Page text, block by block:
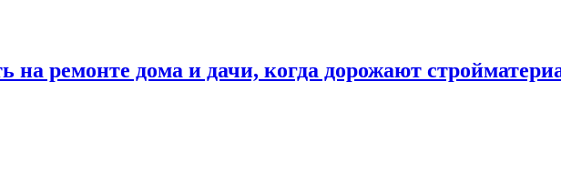
на ремонте дома и дачи, когда дорожают